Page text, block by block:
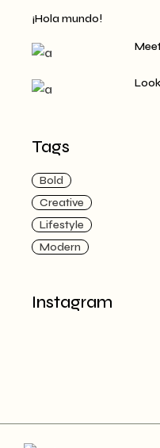
¡Hola mundo!
Tags
Bold
Creative
Lifestyle
Modern
Instagram